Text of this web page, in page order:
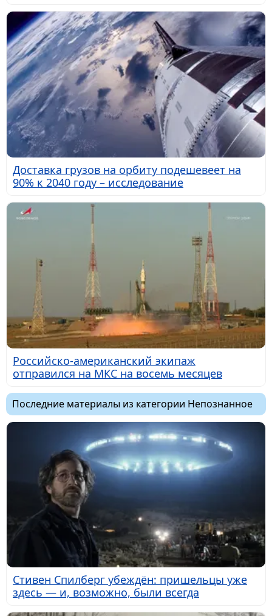
Доставка грузов на орбиту подешевеет на
90% к 2040 году – исследование
Российско-американский экипаж
отправился на МКС на восемь месяцев
Последние материалы из категории Непознанное
Стивен Спилберг убеждён: пришельцы уже
здесь — и, возможно, были всегда